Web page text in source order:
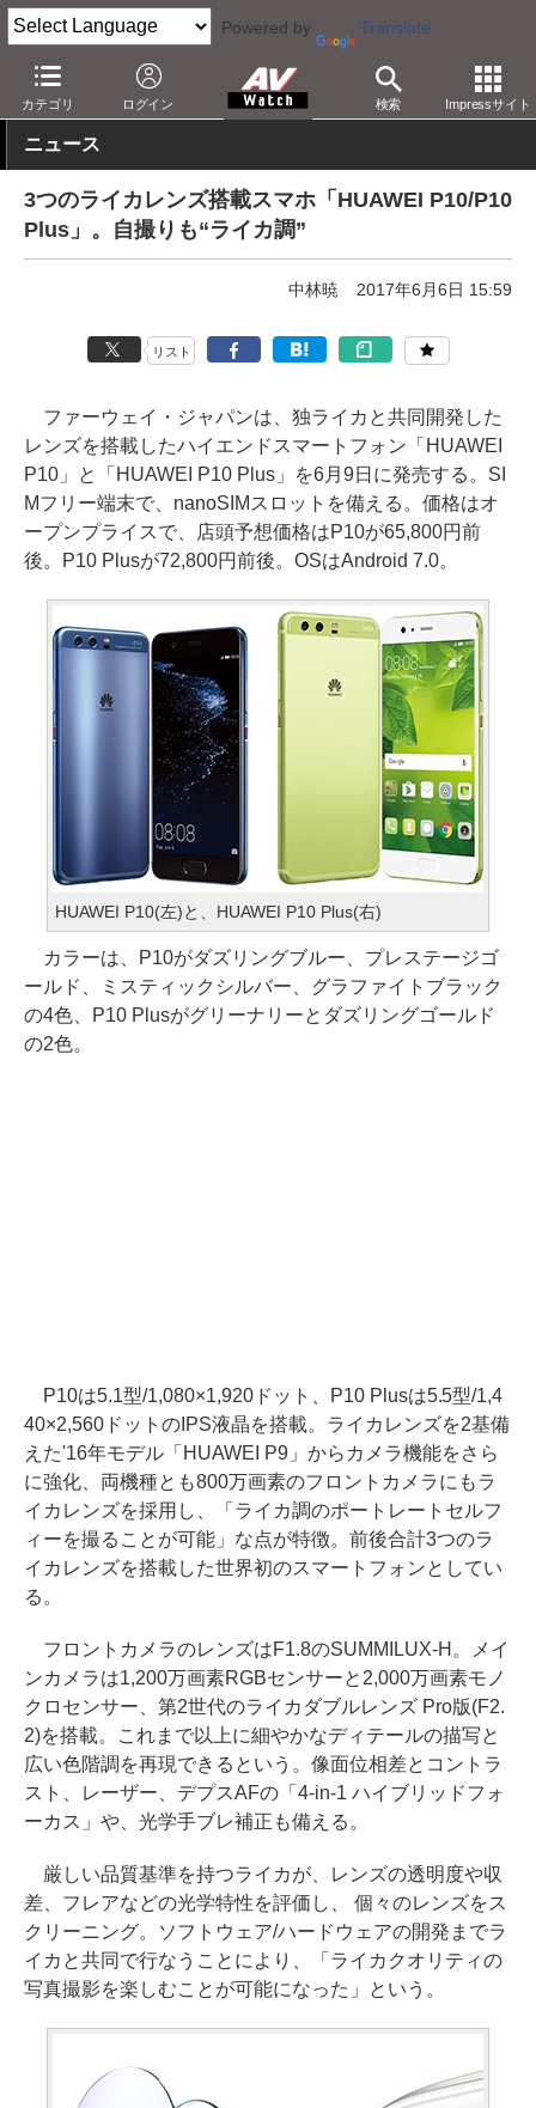
Powered by Translate
カテゴリ ログイン 検索 Impressサイト
AV Watch 製品 スマートフォン
ニュース
3つのライカレンズ搭載スマホ「HUAWEI P10/P10
Plus」。自撮りも“ライカ調”
中林暁 2017年6月6日 15:59
リスト
ファーウェイ・ジャパンは、独ライカと共同開発した
レンズを搭載したハイエンドスマートフォン「HUAWEI
P10」と「HUAWEI P10 Plus」を6月9日に発売する。SI
Mフリー端末で、nanoSIMスロットを備える。価格はオ
ープンプライスで、店頭予想価格はP10が65,800円前
後。P10 Plusが72,800円前後。OSはAndroid 7.0。
HUAWEI P10(左)と、HUAWEI P10 Plus(右)
カラーは、P10がダズリングブルー、プレステージゴ
ールド、ミスティックシルバー、グラファイトブラック
の4色、P10 Plusがグリーナリーとダズリングゴールド
の2色。
P10は5.1型/1,080×1,920ドット、P10 Plusは5.5型/1,4
40×2,560ドットのIPS液晶を搭載。ライカレンズを2基備
えた'16年モデル「HUAWEI P9」からカメラ機能をさら
に強化、両機種とも800万画素のフロントカメラにもラ
イカレンズを採用し、「ライカ調のポートレートセルフ
ィーを撮ることが可能」な点が特徴。前後合計3つのラ
イカレンズを搭載した世界初のスマートフォンとしてい
る。
フロントカメラのレンズはF1.8のSUMMILUX-H。メイ
ンカメラは1,200万画素RGBセンサーと2,000万画素モノ
クロセンサー、第2世代のライカダブルレンズ Pro版(F2.
2)を搭載。これまで以上に細やかなディテールの描写と
広い色階調を再現できるという。像面位相差とコントラ
スト、レーザー、デプスAFの「4-in-1 ハイブリッドフォ
ーカス」や、光学手ブレ補正も備える。
厳しい品質基準を持つライカが、レンズの透明度や収
差、フレアなどの光学特性を評価し、 個々のレンズをス
クリーニング。ソフトウェア/ハードウェアの開発までラ
イカと共同で行なうことにより、「ライカクオリティの
写真撮影を楽しむことが可能になった」という。